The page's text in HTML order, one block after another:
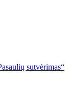
sutvėrimas“